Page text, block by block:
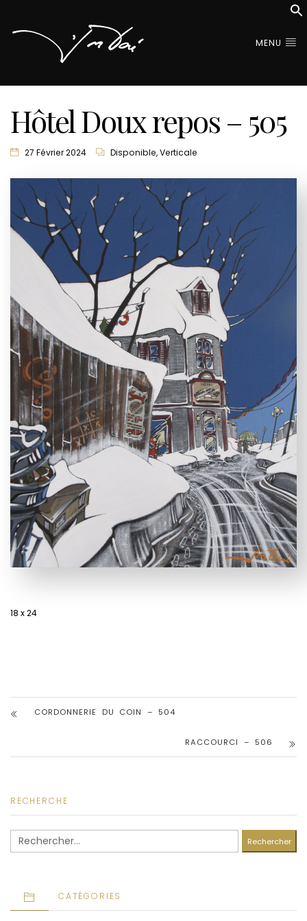
MENU
Hôtel Doux repos – 505
27 Février 2024 Disponible,Verticale
18 x 24
CORDONNERIE DU COIN – 504
RACCOURCI – 506
RECHERCHE
Rechercher :
CATÉGORIES